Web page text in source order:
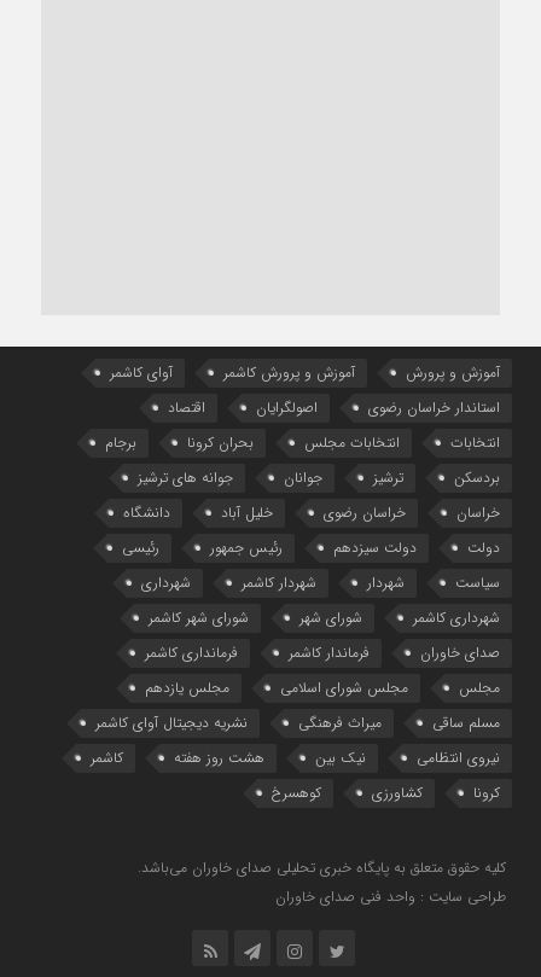
آموزش و پرورش آموزش و پرورش کاشمر
آوای کاشمر
استاندار خراسان رضوی
اصولگرایان
اقتصاد
انتخابات
انتخابات مجلس بحران کرونا
برجام
بردسکن
ترشیز جوانان
جوانه های ترشیز
خراسان
خراسان رضوی خلیل آباد
دانشگاه
دولت
دولت سیزدهم رئیس جمهور
رئیسی
سیاست
شهردار شهردار کاشمر
شهرداری
شهرداری کاشمر
شورای شهر
شورای شهر کاشمر
صدای خاوران
فرماندار کاشمر
فرمانداری کاشمر
مجلس
مجلس شورای اسلامی
مجلس یازدهم
مسلم ساقی
میراث فرهنگی
نشریه دیجیتال آوای کاشمر
نیروی انتظامی
نیک بین هشت روز هفته
کاشمر
کرونا
کشاورزی کوهسرخ
کلیه حقوق متعلق به پایگاه خبری تحلیلی صدای خاوران می‌باشد.
طراحی سایت : واحد فنی صدای خاوران